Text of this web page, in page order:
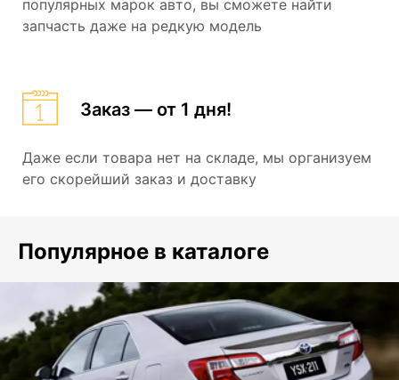
популярных марок авто, вы сможете найти
запчасть даже на редкую модель
Заказ — от 1 дня!
Даже если товара нет на складе, мы организуем
его скорейший заказ и доставку
Популярное в каталоге